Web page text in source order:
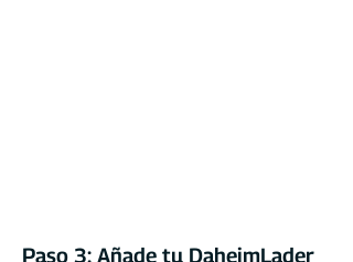
Paso 3: Añade tu DaheimLader